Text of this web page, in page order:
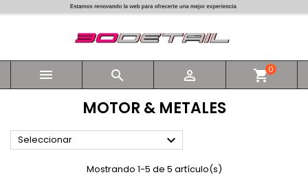
   shopping_cart0
MOTOR & METALES
Seleccionar 
Mostrando 1-5 de 5 artículo(s)